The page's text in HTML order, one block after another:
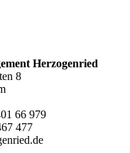
Herzogenried
8
66 979
477